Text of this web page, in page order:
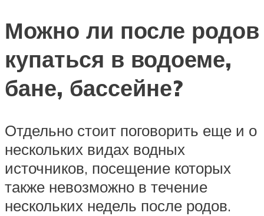
Можно ли после родов
купаться в водоеме,
бане, бассейне?
Отдельно стоит поговорить еще и о
нескольких видах водных
источников, посещение которых
также невозможно в течение
нескольких недель после родов.